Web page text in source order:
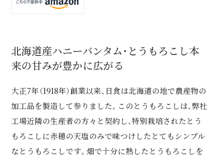
北海道産ハニーバンタム・とうもろこし本
来の甘みが豊かに広がる
大正7年（1918年）創業以来、日食は北海道の地で農産物の
加工品を製造して参りました。このとうもろこしは、弊社
工場近隣の生産者の方々と契約し、特別栽培されたとう
もろこしに赤穂の天塩のみで味つけしたとてもシンプル
なとうもろこしです。畑で十分に熱したとうもろこしを